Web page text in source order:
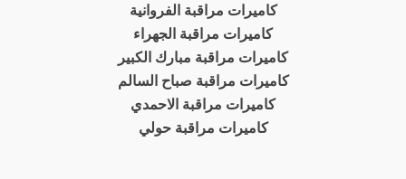
كاميرات مراقبة الفروانية
كاميرات مراقبة الجهراء
كاميرات مراقبة مبارك الكبير
كاميرات مراقبة صباح السالم
كاميرات مراقبة الاحمدي
كاميرات مراقبة حولي